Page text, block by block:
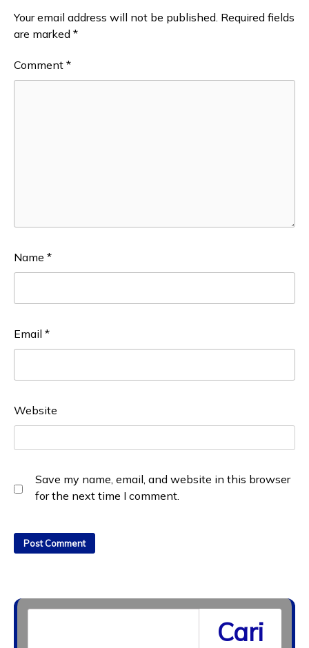
Your email address will not be published. Required fields
are marked *
Comment *
Name *
Email *
Website
Save my name, email, and website in this browser
for the next time I comment.
Cari